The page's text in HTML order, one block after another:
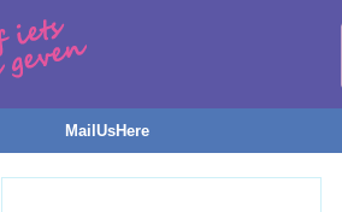
MailUsHere